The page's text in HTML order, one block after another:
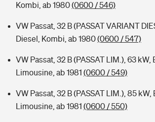
Kombi, ab 1980(0600 / 546)
VW Passat, 32 B (PASSAT VARIANT
Diesel, Kombi, ab 1980(0600 / 547)
VW Passat, 32 B (PASSAT LIM.), 63 kW,
Limousine, ab 1981 (0600 / 549)
VW Passat, 32 B (PASSAT LIM.), 85 kW,
Limousine, ab 1981 (0600 / 550)